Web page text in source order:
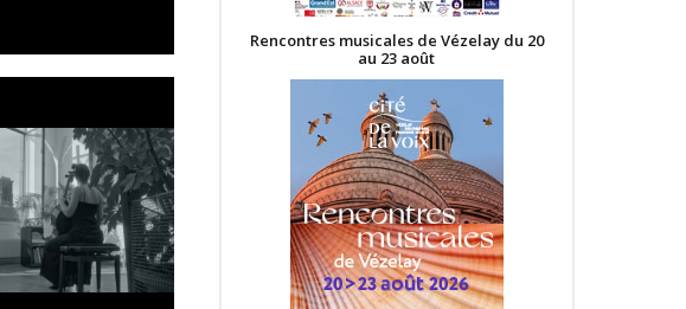
Rencontres musicales de Vézelay du 20
au 23 août